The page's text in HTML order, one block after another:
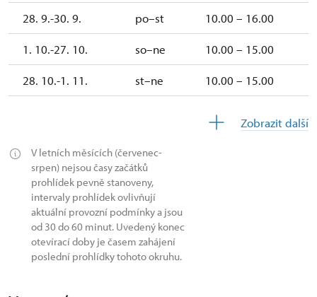
28. 9.-30. 9. po–st 10.00 – 16.00
1. 10.-27. 10. so–ne 10.00 – 15.00
28. 10.-1. 11. st–ne 10.00 – 15.00
uzavřen
2027
1. 1.-31. 3.
Zobrazit další
V letních měsících (červenec-
srpen) nejsou časy začátků
prohlídek pevně stanoveny,
intervaly prohlídek ovlivňují
aktuální provozní podmínky a jsou
od 30 do 60 minut. Uvedený konec
otevírací doby je časem zahájení
poslední prohlídky tohoto okruhu.